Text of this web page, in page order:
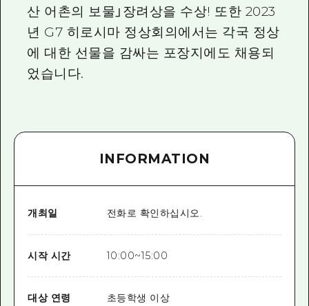
산 어촌의 보물」장려상을 수상! 또한 2023
년 G7 히로시마 정상회의에서는 각국 정상
에 대한 선물을 감싸는 포장지에도 채용되
었습니다.
INFORMATION
개최일 전화로 확인하십시오.
시작 시간 10:00~15:00
대상 연령 초등학생 이상